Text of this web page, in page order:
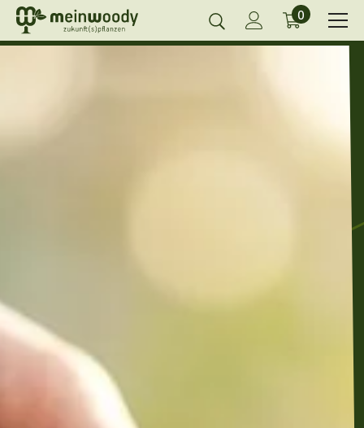
Zum Inhalt springen 00
Artikel